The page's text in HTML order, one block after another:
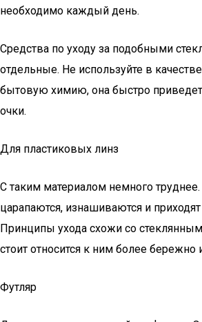
необходимо каждый день.
Средства по уходу за подобными
отдельные. Не используйте в
бытовую химию, она быстро
очки.
Для пластиковых линз
С таким материалом немного
царапаются, изнашиваются и приходят
Принципы ухода схожи со
стоит относится к ним более бережно
Футляр